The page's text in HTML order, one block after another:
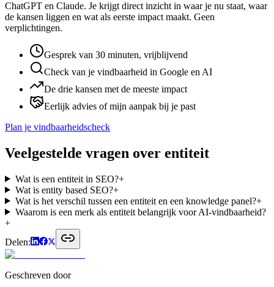
ChatGPT en Claude. Je krijgt direct inzicht in waar je nu staat, waar
de kansen liggen en wat als eerste impact maakt. Geen
verplichtingen.
Gesprek van 30 minuten, vrijblijvend
Check van je vindbaarheid in Google en AI
De drie kansen met de meeste impact
Eerlijk advies of mijn aanpak bij je past
Plan je vindbaarheidscheck
Veelgestelde vragen over entiteit
Wat is een entiteit in SEO?+
Wat is entity based SEO?+
Wat is het verschil tussen een entiteit en een knowledge panel?+
Waarom is een merk als entiteit belangrijk voor AI-vindbaarheid?
+
Delen:
Geschreven door